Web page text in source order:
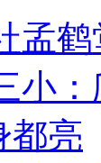
孟
小
都亮